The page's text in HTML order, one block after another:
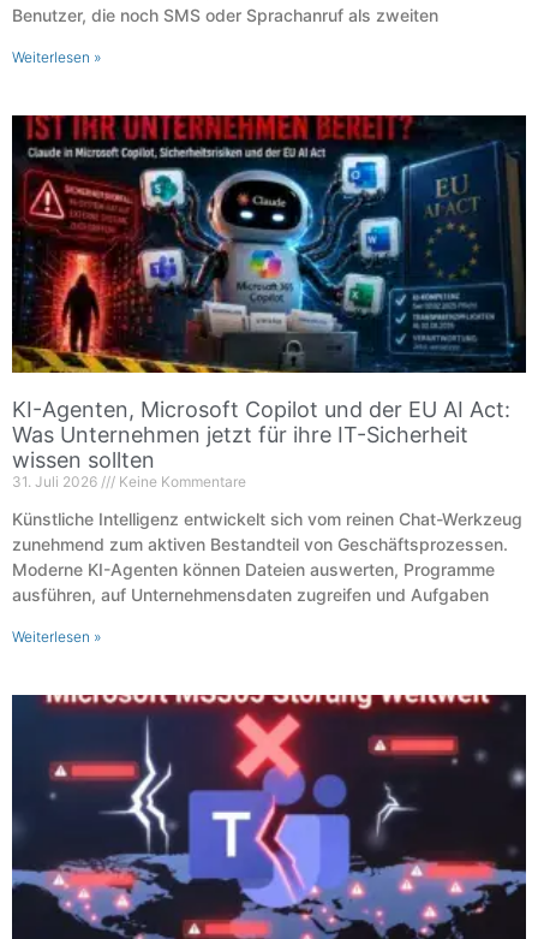
Benutzer, die noch SMS oder Sprachanruf als zweiten
Weiterlesen »
KI-Agenten, Microsoft Copilot und der EU AI Act:
Was Unternehmen jetzt für ihre IT-Sicherheit
wissen sollten
31. Juli 2026 Keine Kommentare
Künstliche Intelligenz entwickelt sich vom reinen Chat-Werkzeug
zunehmend zum aktiven Bestandteil von Geschäftsprozessen.
Moderne KI-Agenten können Dateien auswerten, Programme
ausführen, auf Unternehmensdaten zugreifen und Aufgaben
Weiterlesen »